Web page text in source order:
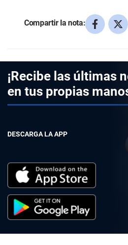
Compartir la nota:
¡Recibe las últimas
en tus propias
DESCARGA LA APP